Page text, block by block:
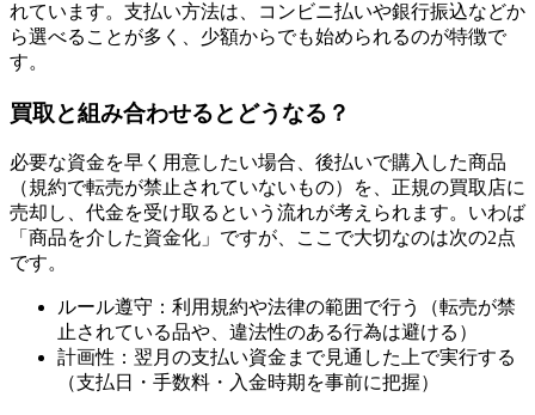
れています。支払い方法は、コンビニ払いや銀行振込などか
ら選べることが多く、少額からでも始められるのが特徴で
す。
買取と組み合わせるとどうなる？
必要な資金を早く用意したい場合、後払いで購入した商品
（規約で転売が禁止されていないもの）を、正規の買取店に
売却し、代金を受け取るという流れが考えられます。いわば
「商品を介した資金化」ですが、ここで大切なのは次の2点
です。
ルール遵守：利用規約や法律の範囲で行う（転売が禁
止されている品や、違法性のある行為は避ける）
計画性：翌月の支払い資金まで見通した上で実行する
（支払日・手数料・入金時期を事前に把握）